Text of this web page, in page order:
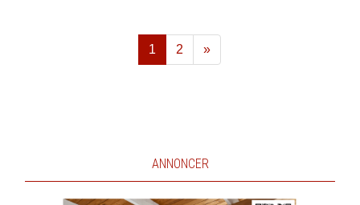
1 2
»
Næste
ANNONCER